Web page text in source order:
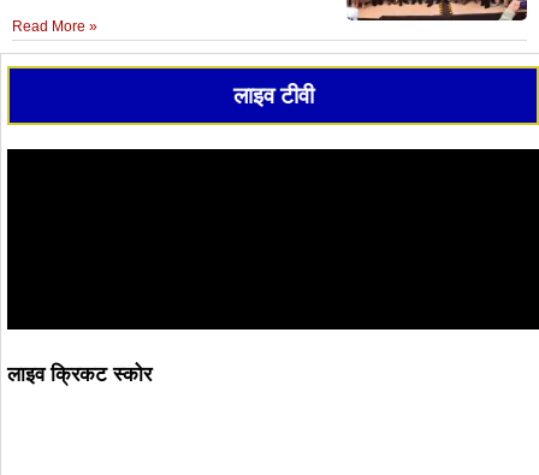
Read More »
लाइव टीवी
लाइव क्रिकट स्कोर